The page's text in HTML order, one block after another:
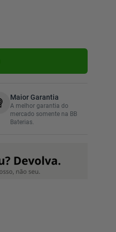
Maior Garantia
A melhor garantia do
mercado somente na BB
Baterias.